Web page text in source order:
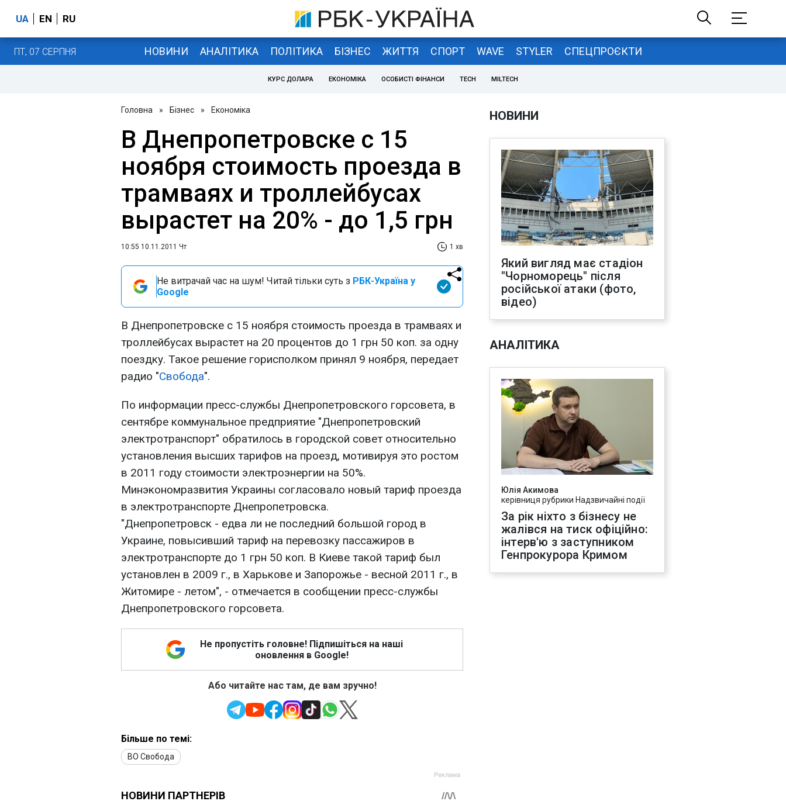
UA EN RU
ПТ, 07 СЕРПНЯ НОВИНИ АНАЛІТИКА ПОЛІТИКА БІЗНЕС ЖИТТЯ СПОРТ WAVE STYLER СПЕЦПРОЄКТИ
КУРС ДОЛАРА ЕКОНОМІКА ОСОБИСТІ ФІНАНСИ TECH MILTECH
Головна » Бізнес » Економіка
В Днепропетровске с 15
ноября стоимость проезда в
трамваях и троллейбусах
вырастет на 20% - до 1,5 грн
10:55 10.11.2011 Чт 1 хв
Не витрачай час на шум! Читай тільки суть з РБК-Україна у
Google
В Днепропетровске с 15 ноября стоимость проезда в трамваях и
троллейбусах вырастет на 20 процентов до 1 грн 50 коп. за одну
поездку. Такое решение горисполком принял 9 ноября, передает
радио "Свобода".
По информации пресс-службы Днепропетровского горсовета, в
сентябре коммунальное предприятие "Днепропетровский
электротранспорт" обратилось в городской совет относительно
установления высших тарифов на проезд, мотивируя это ростом
в 2011 году стоимости электроэнергии на 50%.
Минэкономразвития Украины согласовало новый тариф проезда
в электротранспорте Днепропетровска.
"Днепропетровск - едва ли не последний большой город в
Украине, повысивший тариф на перевозку пассажиров в
электротранспорте до 1 грн 50 коп. В Киеве такой тариф был
установлен в 2009 г., в Харькове и Запорожье - весной 2011 г., в
Житомире - летом", - отмечается в сообщении пресс-службы
Днепропетровского горсовета.
Не пропустіть головне! Підпишіться на наші
оновлення в Google!
Або читайте нас там, де вам зручно!
Більше по темі:
ВО Свобода
НОВИНИ
Який вигляд має стадіон
"Чорноморець" після
російської атаки (фото,
відео)
АНАЛІТИКА
Юлія Акимова
керівниця рубрики Надзвичайні події
За рік ніхто з бізнесу не
жалівся на тиск офіційно:
інтерв'ю з заступником
Генпрокурора Кримом